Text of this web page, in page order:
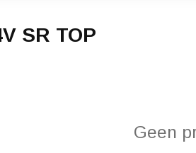
SR TOP
Geen